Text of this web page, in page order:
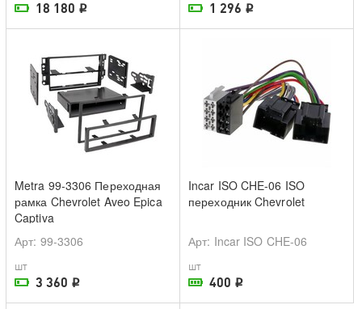
На складе поставщика
18 180 i На складе поставщика
1 296 i
На складе поставщика
Metra 99-3306 Переходная
рамка Chevrolet Aveo Epica
Captiva
Арт: 99-3306
шт
3 360 i В наличии в магазине
Incar ISO CHE-06 ISO
переходник Chevrolet
Арт: Incar ISO CHE-06
шт
400 i